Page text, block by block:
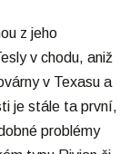
z jeho
v chodu, aniž
v Texasu a
je stále ta první,
problémy